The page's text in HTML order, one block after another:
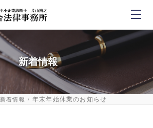
新着情報
新着情報 年末年始休業のお知らせ